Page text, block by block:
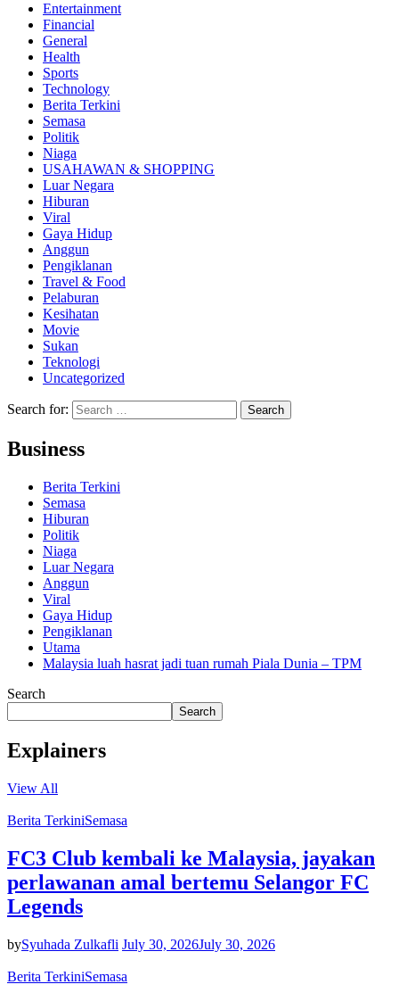
Entertainment
Financial
General
Health
Sports
Technology
Berita Terkini
Semasa
Politik
Niaga
USAHAWAN & SHOPPING
Luar Negara
Hiburan
Viral
Gaya Hidup
Anggun
Pengiklanan
Travel & Food
Pelaburan
Kesihatan
Movie
Sukan
Teknologi
Uncategorized
Search for:
Business
Berita Terkini
Semasa
Hiburan
Politik
Niaga
Luar Negara
Anggun
Viral
Gaya Hidup
Pengiklanan
Utama
Malaysia luah hasrat jadi tuan rumah Piala Dunia – TPM
Search
Search
Explainers
View All
Berita TerkiniSemasa
FC3 Club kembali ke Malaysia, jayakan
perlawanan amal bertemu Selangor FC
Legends
bySyuhada Zulkafli July 30, 2026July 30, 2026
Berita TerkiniSemasa